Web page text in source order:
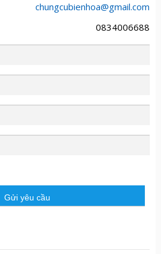
chungcubienhoa@gmail.com
0834006688